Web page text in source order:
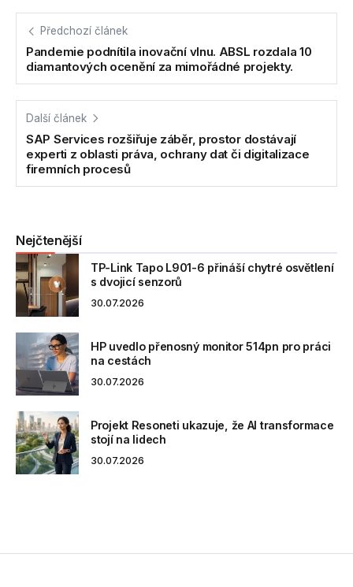
Předchozí článek
Pandemie podnítila inovační vlnu. ABSL rozdala 10
diamantových ocenění za mimořádné projekty.
Další článek
SAP Services rozšiřuje záběr, prostor dostávají
experti z oblasti práva, ochrany dat či digitalizace
firemních procesů
Nejčtenější
TP-Link Tapo L901-6 přináší chytré osvětlení
s dvojicí senzorů
30.07.2026
HP uvedlo přenosný monitor 514pn pro práci
na cestách
30.07.2026
Projekt Resoneti ukazuje, že AI transformace
stojí na lidech
30.07.2026